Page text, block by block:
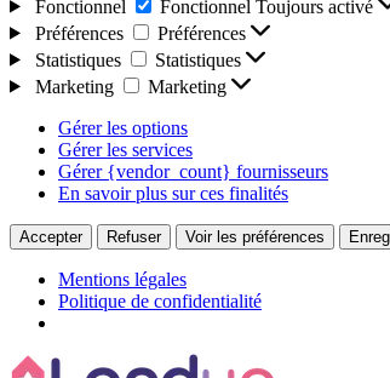
Fonctionnel
Fonctionnel Toujours activé
Préférences
Préférences
Statistiques
Statistiques
Marketing
Marketing
Gérer les options
Gérer les services
Gérer {vendor_count} fournisseurs
En savoir plus sur ces finalités
Accepter Refuser Voir les préférences
Mentions légales
Politique de confidentialité